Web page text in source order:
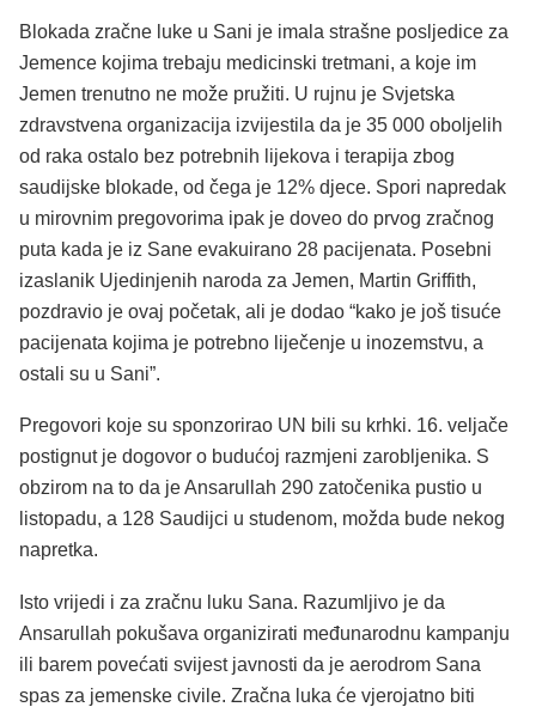
Blokada zračne luke u Sani je imala strašne posljedice za
Jemence kojima trebaju medicinski tretmani, a koje im
Jemen trenutno ne može pružiti. U rujnu je Svjetska
zdravstvena organizacija izvijestila da je 35 000 oboljelih
od raka ostalo bez potrebnih lijekova i terapija zbog
saudijske blokade, od čega je 12% djece. Spori napredak
u mirovnim pregovorima ipak je doveo do prvog zračnog
puta kada je iz Sane evakuirano 28 pacijenata. Posebni
izaslanik Ujedinjenih naroda za Jemen, Martin Griffith,
pozdravio je ovaj početak, ali je dodao “kako je još tisuće
pacijenata kojima je potrebno liječenje u inozemstvu, a
ostali su u Sani”.
Pregovori koje su sponzorirao UN bili su krhki. 16. veljače
postignut je dogovor o budućoj razmjeni zarobljenika. S
obzirom na to da je Ansarullah 290 zatočenika pustio u
listopadu, a 128 Saudijci u studenom, možda bude nekog
napretka.
Isto vrijedi i za zračnu luku Sana. Razumljivo je da
Ansarullah pokušava organizirati međunarodnu kampanju
ili barem povećati svijest javnosti da je aerodrom Sana
spas za jemenske civile. Zračna luka će vjerojatno biti